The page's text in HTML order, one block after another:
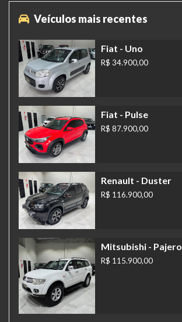
Veículos mais recentes
Fiat - Uno
R$ 34.900,00
Fiat - Pulse
R$ 87.900,00
Renault - Duster
R$ 116.900,00
Mitsubishi- Pajero
R$ 115.900,00